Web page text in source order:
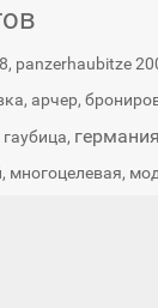
, panzerhaubitze
, арчер,
гаубица, германия
, многоцелевая,